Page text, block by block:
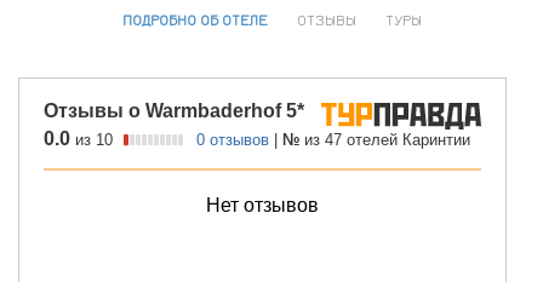
ПОДРОБНО ОБ ОТЕЛЕ ОТЗЫВЫ ТУРЫ